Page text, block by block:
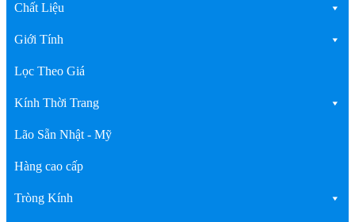
Chất Liệu
Giới Tính
Lọc Theo Giá
Kính Thời Trang
Lão Sẵn Nhật - Mỹ
Hàng cao cấp
Tròng Kính